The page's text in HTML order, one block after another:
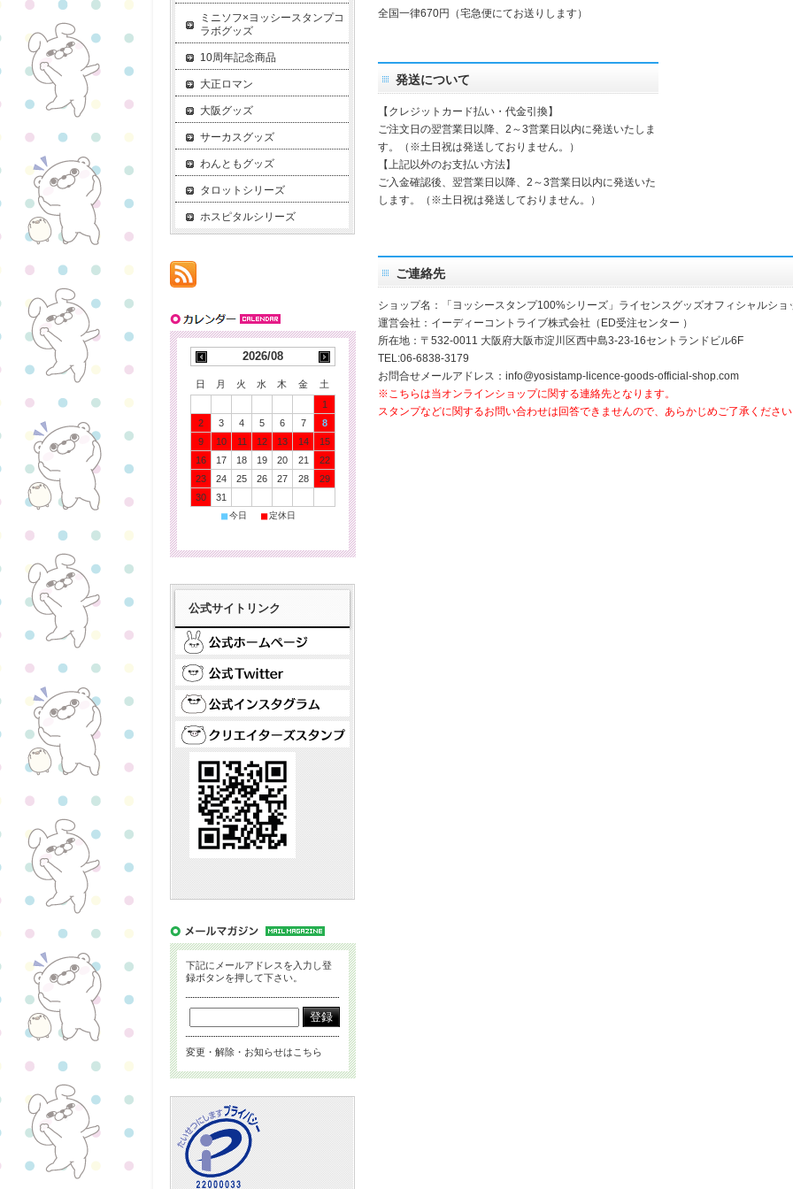
全国一律670円（宅急便にてお送りします）
発送について
【クレジットカード払い・代金引換】
ご注文日の翌営業日以降、2～3営業日以内に発送いたしま
す。（※土日祝は発送しておりません。）
【上記以外のお支払い方法】
ご入金確認後、翌営業日以降、2～3営業日以内に発送いた
します。（※土日祝は発送しておりません。）
ご連絡先
ショップ名：「ヨッシースタンプ100%シリーズ」ライセンスグッズオフィシャルショ
運営会社：イーディーコントライブ株式会社（ED受注センター ）
所在地：〒532-0011 大阪府大阪市淀川区西中島3-23-16セントランドビル6F
TEL:06-6838-3179
お問合せメールアドレス：info@yosistamp-licence-goods-official-shop.com
※こちらは当オンラインショップに関する連絡先となります。
スタンプなどに関するお問い合わせは回答できませんので、あらかじめご了承くださ
ミニソフ×ヨッシースタンプコ
ラボグッズ
10周年記念商品
大正ロマン
大阪グッズ
サーカスグッズ
わんともグッズ
タロットシリーズ
ホスピタルシリーズ
2026/08
日 月 火 水 木 金
土
1
2
3 4 5 6 7
8
9
10 11 12 13 14
15
16
17 18 19 20 21
22
23
24 25 26 27 28
29
30
31
■今日 ■定休日
公式サイトリンク
下記にメールアドレスを入力し登
録ボタンを押して下さい。
変更・解除・お知らせはこちら